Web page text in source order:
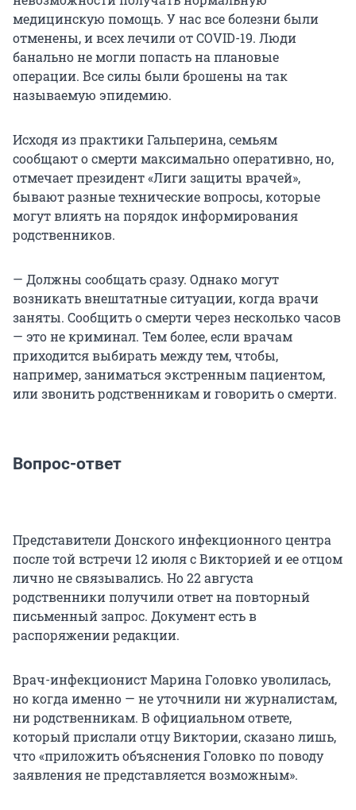
медицинскую помощь. У нас все болезни были
отменены, и всех лечили от COVID-19. Люди
банально не могли попасть на плановые
операции. Все силы были брошены на так
называемую эпидемию.
Исходя из практики Гальперина, семьям
сообщают о смерти максимально оперативно, но,
отмечает президент «Лиги защиты врачей»,
бывают разные технические вопросы, которые
могут влиять на порядок информирования
родственников.
— Должны сообщать сразу. Однако могут
возникать внештатные ситуации, когда врачи
заняты. Сообщить о смерти через несколько часов
— это не криминал. Тем более, если врачам
приходится выбирать между тем, чтобы,
например, заниматься экстренным пациентом,
или звонить родственникам и говорить о смерти.
Вопрос-ответ
Представители Донского инфекционного центра
после той встречи 12 июля с Викторией и ее отцом
лично не связывались. Но 22 августа
родственники получили ответ на повторный
письменный запрос. Документ есть в
распоряжении редакции.
Врач-инфекционист Марина Головко уволилась,
но когда именно — не уточнили ни журналистам,
ни родственникам. В официальном ответе,
который прислали отцу Виктории, сказано лишь,
что «приложить объяснения Головко по поводу
заявления не представляется возможным».